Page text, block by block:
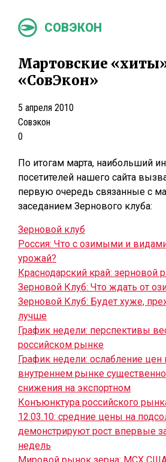
СОВЭКОН
Мартовские
«СовЭкон»
5 апреля 2010
Совэкон
0
По итогам марта, наибольший
посетителей нашего сайта
первую очередь связанные с
заседанием Зернового клуба:
Зерновой клуб
Россия: Что с озимыми и
урожай?
Краснодарский край: зерновой
Зерновой Клуб: Что ждать от
Зерновой Клуб: Будет хуже,
лучше
График недели: перспективы
российском рынке
График недели: ослабление
внутреннем рынке существенно
снижения на экспортном
Конъюнктура российского
12.03.10: средние цены на
демонстрируют рост впервые
недель